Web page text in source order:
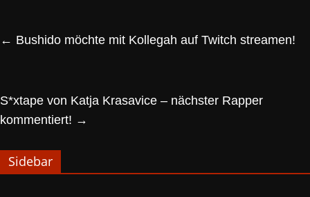
← Bushido möchte mit Kollegah auf Twitch streamen!
S*xtape von Katja Krasavice – nächster Rapper
kommentiert! →
Sidebar